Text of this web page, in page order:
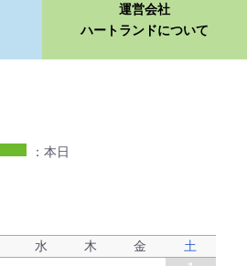
運営会社
ハートランドについて
：本日
水 木 金
土